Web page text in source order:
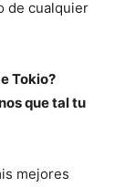
de cualquier
Tokio?
que tal tu
mejores